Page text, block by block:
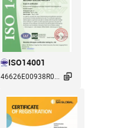
ISO14001
46626E00938R0... 